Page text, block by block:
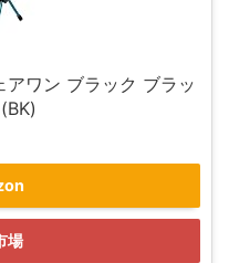
ワン ブラック ブラッ
場